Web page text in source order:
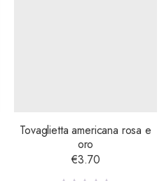
Tovaglietta americana rosa e
oro
€3.70